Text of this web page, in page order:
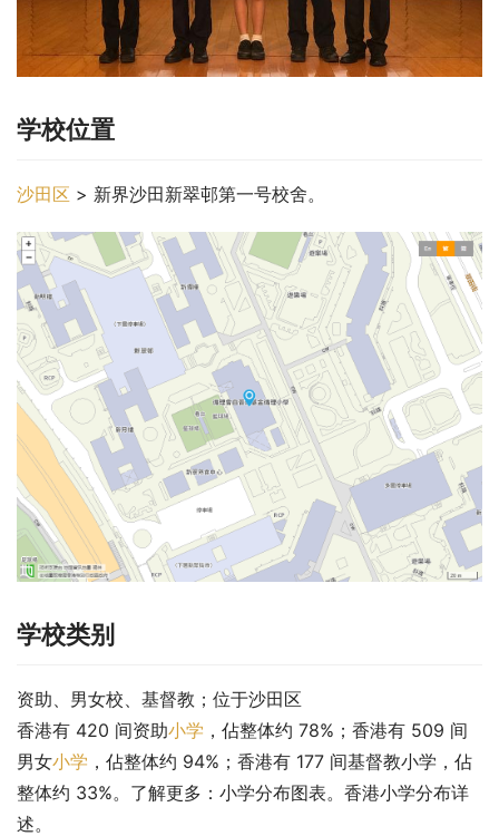
学校位置
沙田区 > 新界沙田新翠邨第一号校舍。
学校类别
资助、男女校、基督教；位于沙田区
香港有 420 间资助小学 ，佔整体约 78%；香港有 509 间
男女小学 ，佔整体约 94%；香港有 177 间基督教小学，佔
整体约 33%。了解更多：小学分布图表。香港小学分布详
述。